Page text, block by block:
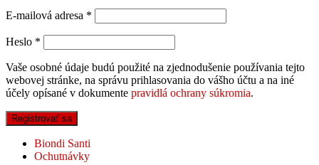
E-mailová adresa *
Heslo *
Vaše osobné údaje budú použité na zjednodušenie používania tejto
webovej stránke, na správu prihlasovania do vášho účtu a na iné
účely opísané v dokumente pravidlá ochrany súkromia.
Registrovať sa
Biondi Santi
Ochutnávky